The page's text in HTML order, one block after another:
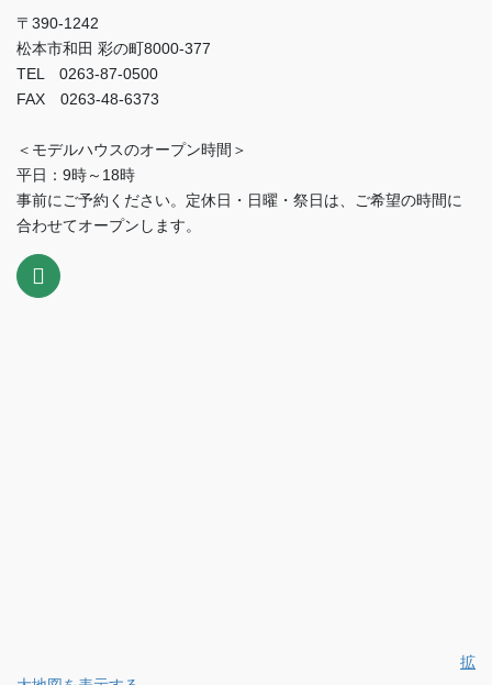
〒390-1242
松本市和田 彩の町8000-377
TEL 0263-87-0500
FAX 0263-48-6373
＜モデルハウスのオープン時間＞
平日：9時～18時
事前にご予約ください。定休日・日曜・祭日は、ご希望の時間に
合わせてオープンします。
拡